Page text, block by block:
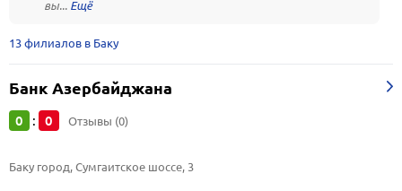
вы...
13 филиалов в Баку
Банк Азербайджана
0 : 0 Отзывы (0)
Баку город, Сумгаитское шоссе, 3